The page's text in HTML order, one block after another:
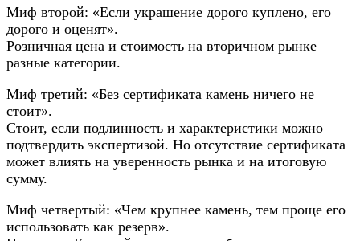
Миф второй: «Если украшение дорого куплено, его
дорого и оценят».
Розничная цена и стоимость на вторичном рынке —
разные категории.
Миф третий: «Без сертификата камень ничего не
стоит».
Стоит, если подлинность и характеристики можно
подтвердить экспертизой. Но отсутствие сертификата
может влиять на уверенность рынка и на итоговую
сумму.
Миф четвертый: «Чем крупнее камень, тем проще его
использовать как резерв».